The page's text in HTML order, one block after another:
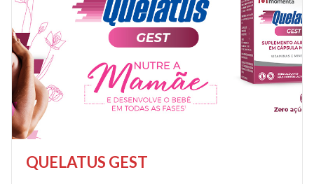
QUELATUS GEST